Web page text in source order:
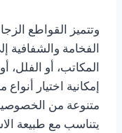
وتتميز القواطع
الفخامة
المكاتب، أو الفلل،
إمكانية اختيار
متنوعة من
يتناسب مع طبيعة